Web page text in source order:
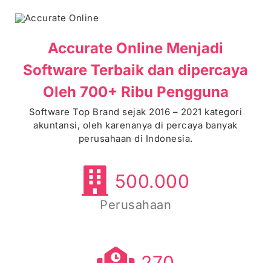
Accurate Online Menjadi
Software Terbaik dan dipercaya
Oleh 700+ Ribu Pengguna
Software Top Brand sejak 2016 – 2021 kategori
akuntansi, oleh karenanya di percaya banyak
perusahaan di Indonesia.
500.000
Perusahaan